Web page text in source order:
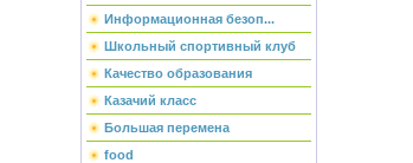
Информационная безоп...
Школьный спортивный клуб
Качество образования
Казачий класс
Большая перемена
food